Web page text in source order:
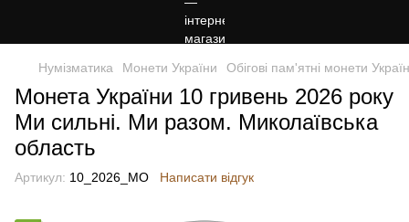
Нумізматика Монети України Обігові пам'ятні монети
Монета України 10 гривень 2026 року
Ми сильні. Ми разом. Миколаївська
область
Артикул: 10_2026_МО Написати відгук